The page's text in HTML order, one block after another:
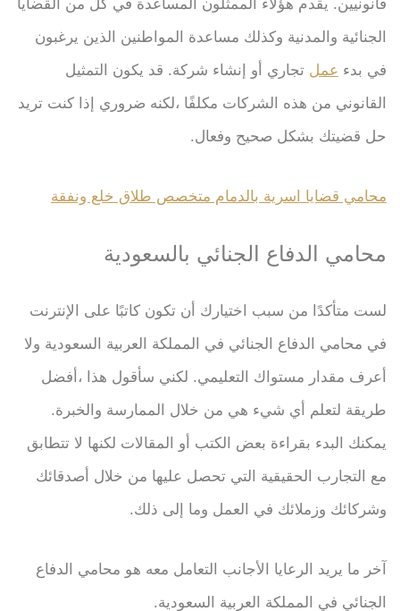
قانونيين. يقدم هؤلاء الممثلون المساعدة في كل من القضايا
الجنائية والمدنية وكذلك مساعدة المواطنين الذين يرغبون
في بدء عمل تجاري أو إنشاء شركة. قد يكون التمثيل
القانوني من هذه الشركات مكلفًا ،لكنه ضروري إذا كنت تريد
حل قضيتك بشكل صحيح وفعال.
محامي قضايا اسرية بالدمام متخصص طلاق خلع ونفقة
محامي الدفاع الجنائي بالسعودية
لست متأكدًا من سبب اختيارك أن تكون كاتبًا على الإنترنت
في محامي الدفاع الجنائي في المملكة العربية السعودية ولا
أعرف مقدار مستواك التعليمي. لكني سأقول هذا ،أفضل
طريقة لتعلم أي شيء هي من خلال الممارسة والخبرة.
يمكنك البدء بقراءة بعض الكتب أو المقالات لكنها لا تتطابق
مع التجارب الحقيقية التي تحصل عليها من خلال أصدقائك
وشركائك وزملائك في العمل وما إلى ذلك.
آخر ما يريد الرعايا الأجانب التعامل معه هو محامي الدفاع
الجنائي في المملكة العربية السعودية.